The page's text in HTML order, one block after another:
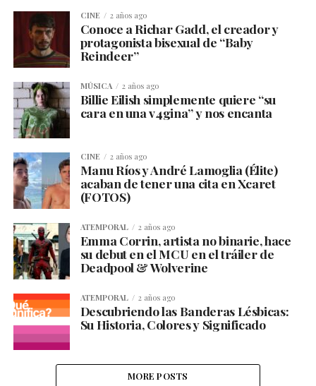
CINE 2 años ago
Conoce a Richar Gadd, el creador y
protagonista bisexual de “Baby
Reindeer”
MÚSICA 2 años ago
Billie Eilish simplemente quiere “su
cara en una v4gina” y nos encanta
CINE 2 años ago
Manu Ríos y André Lamoglia (Élite)
acaban de tener una cita en Xcaret
(FOTOS)
ATEMPORAL 2 años ago
Emma Corrin, artista no binarie, hace
su debut en el MCU en el tráiler de
Deadpool & Wolverine
ATEMPORAL 2 años ago
Descubriendo las Banderas Lésbicas:
Su Historia, Colores y Significado
MORE POSTS